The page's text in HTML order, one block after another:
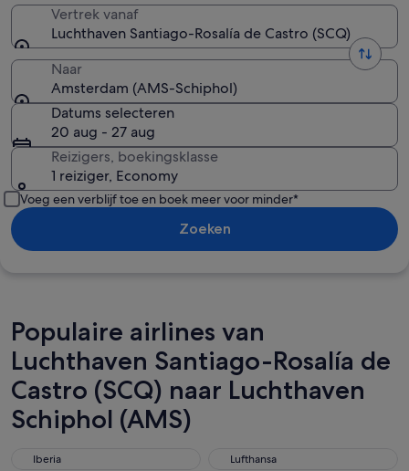
Vertrek vanaf
Luchthaven Santiago-Rosalía de Castro (SCQ)
Naar
Amsterdam (AMS-Schiphol)
Datums selecteren
20 aug - 27 aug
Reizigers, boekingsklasse
1 reiziger, Economy
Voeg een verblijf toe en boek meer voor minder*
Zoeken
Populaire airlines van
Luchthaven Santiago-Rosalía de
Castro (SCQ) naar Luchthaven
Schiphol (AMS)
Iberia
Iberia Lufthansa
Lufthansa